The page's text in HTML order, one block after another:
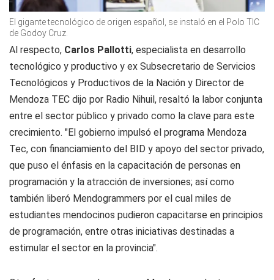
El gigante tecnológico de origen español, se instaló en el Polo TIC
de Godoy Cruz.
Al respecto, Carlos Pallotti, especialista en desarrollo
tecnológico y productivo y ex Subsecretario de Servicios
Tecnológicos y Productivos de la Nación y Director de
Mendoza TEC dijo por Radio Nihuil, resaltó la labor conjunta
entre el sector público y privado como la clave para este
crecimiento. "El gobierno impulsó el programa Mendoza
Tec, con financiamiento del BID y apoyo del sector privado,
que puso el énfasis en la capacitación de personas en
programación y la atracción de inversiones; así como
también liberó Mendogrammers por el cual miles de
estudiantes mendocinos pudieron capacitarse en principios
de programación, entre otras iniciativas destinadas a
estimular el sector en la provincia".